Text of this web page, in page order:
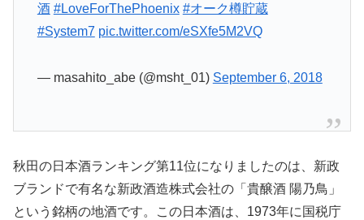
酒 #LoveForThePhoenix #オーク樽貯蔵
#System7 pic.twitter.com/eSXfe5M2VQ
— masahito_abe (@msht_01) September 6, 2018
秋田の日本酒ランキング第11位になりましたのは、新政
ブランドで有名な新政酒造株式会社の「貴醸酒 陽乃鳥」
という銘柄の地酒です。この日本酒は、1973年に国税庁